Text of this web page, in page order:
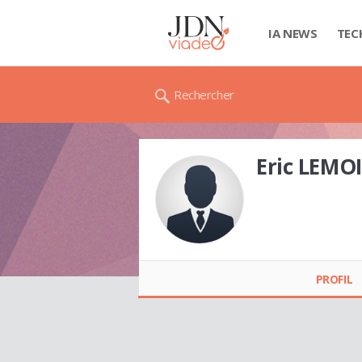
IA NEWS
Rechercher
Eric
PROFIL